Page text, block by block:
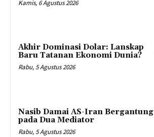
Kamis, 6 Agustus 2026
Akhir Dominasi Dolar: Lanskap
Baru Tatanan Ekonomi Dunia?
Rabu, 5 Agustus 2026
Nasib Damai AS-Iran Bergantung
pada Dua Mediator
Rabu, 5 Agustus 2026